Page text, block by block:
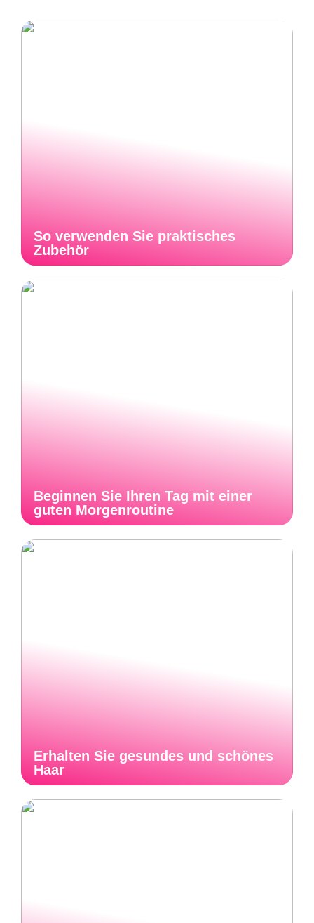
So verwenden Sie praktisches
Zubehör
Beginnen Sie Ihren Tag mit einer
guten Morgenroutine
Erhalten Sie gesundes und schönes
Haar